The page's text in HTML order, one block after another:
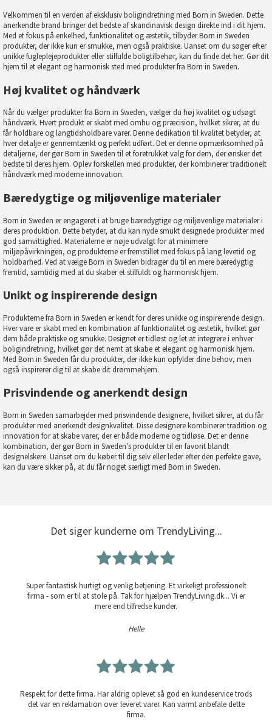
Velkommen til en verden af eksklusiv boligindretning med Born in Sweden. Dette
anerkendte brand bringer det bedste af skandinavisk design direkte ind i dit hjem.
Med et fokus på enkelhed, funktionalitet og æstetik, tilbyder Born in Sweden
produkter, der ikke kun er smukke, men også praktiske. Uanset om du søger efter
unikke fugleplejeprodukter eller stilfulde boligtilbehør, kan du finde det her. Gør dit
hjem til et elegant og harmonisk sted med produkter fra Born in Sweden.
Høj kvalitet og håndværk
Når du vælger produkter fra Born in Sweden, vælger du høj kvalitet og udsøgt
håndværk. Hvert produkt er skabt med omhu og præcision, hvilket sikrer, at du
får holdbare og langtidsholdbare varer. Denne dedikation til kvalitet betyder, at
hver detalje er gennemtænkt og perfekt udført. Det er denne opmærksomhed på
detaljerne, der gør Born in Sweden til et foretrukket valg for dem, der ønsker det
bedste til deres hjem. Oplev forskellen med produkter, der kombinerer traditionelt
håndværk med moderne innovation.
Bæredygtige og miljøvenlige materialer
Born in Sweden er engageret i at bruge bæredygtige og miljøvenlige materialer i
deres produktion. Dette betyder, at du kan nyde smukt designede produkter med
god samvittighed. Materialerne er nøje udvalgt for at minimere
miljøpåvirkningen, og produkterne er fremstillet med fokus på lang levetid og
holdbarhed. Ved at vælge Born in Sweden bidrager du til en mere bæredygtig
fremtid, samtidig med at du skaber et stilfuldt og harmonisk hjem.
Unikt og inspirerende design
Produkterne fra Born in Sweden er kendt for deres unikke og inspirerende design.
Hver vare er skabt med en kombination af funktionalitet og æstetik, hvilket gør
dem både praktiske og smukke. Designet er tidløst og let at integrere i enhver
boligindretning, hvilket gør det nemt at skabe et elegant og harmonisk hjem.
Med Born in Sweden får du produkter, der ikke kun opfylder dine behov, men
også inspirerer dig til at skabe dit drømmehjem.
Prisvindende og anerkendt design
Born in Sweden samarbejder med prisvindende designere, hvilket sikrer, at du får
produkter med anerkendt designkvalitet. Disse designere kombinerer tradition og
innovation for at skabe varer, der er både moderne og tidløse. Det er denne
kombination, der gør Born in Sweden's produkter til en favorit blandt
designelskere. Uanset om du køber til dig selv eller leder efter den perfekte gave,
kan du være sikker på, at du får noget særligt med Born in Sweden.
Det siger kunderne om TrendyLiving...
Super fantastisk hurtigt og venlig betjening. Et virkeligt professionelt
firma - som er til at stole på. Tak for hjælpen TrendyLiving.dk... Vi er
mere end tilfredse kunder.
Helle
Respekt for dette firma. Har aldrig oplevet så god en kundeservice trods
det var en reklamation over leveret varer. Kan varmt anbefale dette
firma.